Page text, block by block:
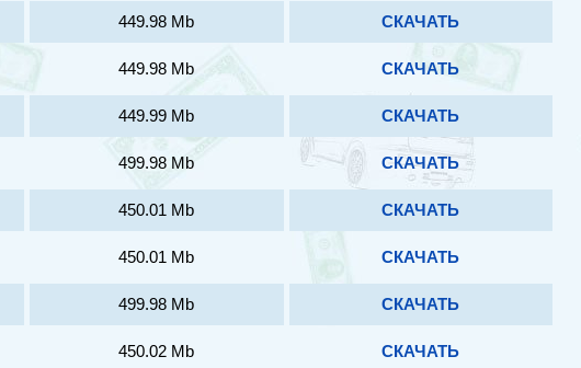
449.98 Mb СКАЧАТЬ
449.98 Mb СКАЧАТЬ
449.99 Mb СКАЧАТЬ
499.98 Mb СКАЧАТЬ
450.01 Mb СКАЧАТЬ
450.01 Mb СКАЧАТЬ
499.98 Mb СКАЧАТЬ
450.02 Mb СКАЧАТЬ